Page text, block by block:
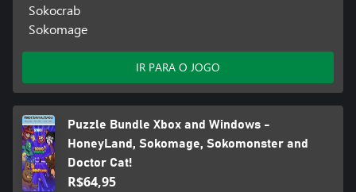
Sokocrab
Sokomage
IR PARA O JOGO
Puzzle Bundle Xbox and Windows -
HoneyLand, Sokomage, Sokomonster and
Doctor Cat!
R$64,95